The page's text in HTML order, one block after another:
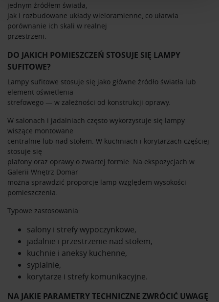
i reklam, aby oferować funkcje społecznościowe i
analizować ruch w naszej witrynie. Informacje o tym, jak
korzystasz z naszej witryny, udostępniamy partnerom
Partnerzy mogą połączyć te informacje z innymi danymi
otrzymanymi od Ciebie lub uzyskanymi podczas
korzystania z ich usług.
jednym źródłem światła,
jak i rozbudowane układy wieloramienne, co ułatwia
porównanie ich skali w realnej
przestrzeni.
DO JAKICH POMIESZCZEŃ STOSUJE SIĘ LAMPY
SUFITOWE?
Lampy sufitowe stosuje się jako główne źródło światła lub
element oświetlenia
strefowego — w zależności od konstrukcji oprawy.
W salonach i jadalniach często wykorzystuje się lampy
wiszące montowane
centralnie lub nad stołem. W kuchniach i korytarzach częściej
stosuje się
plafony oraz oprawy o zwartej formie. Na ekspozycjach w
Galerii Wnętrz Domar
można sprawdzić proporcje lamp względem wysokości
pomieszczenia.
Typowe zastosowania:
salony i strefy wypoczynkowe,
jadalnie i przestrzenie nad stołem,
kuchnie i aneksy kuchenne,
sypialnie,
korytarze i strefy komunikacyjne.
NA JAKIE PARAMETRY TECHNICZNE ZWRÓCIĆ UWAGĘ